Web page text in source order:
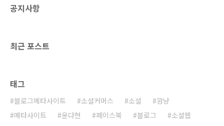
사람들이 블로그만 개설해놓고 활동은 거의 하
미니홈피에 빠..
공지사항
최근 포스트
태그
블로그메타사이트 소셜커머스 소셜
깜냥
메타사이트
윤다현 페이스북 블로그
소셜웹